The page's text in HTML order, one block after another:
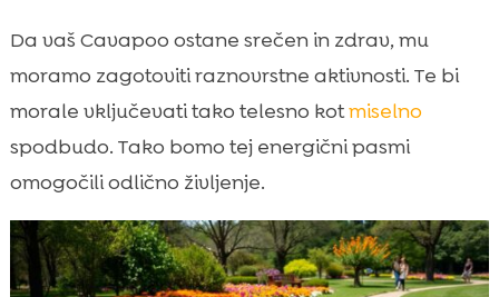
Da vaš Cavapoo ostane srečen in zdrav, mu
moramo zagotoviti raznovrstne aktivnosti. Te bi
morale vključevati tako telesno kotmiselno
spodbudo. Tako bomo tej energični pasmi
omogočili odlično življenje.